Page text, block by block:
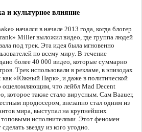
и культурное влияние
начался в начале 2013 года, когда блогер
Miller выложил видео, где группа людей
под трек. Эта идея была мгновенно
по всему миру. В течение
более 40 000 видео, которые суммарно
Трек использовали в рекламе, в эпизодах
как «Южный Парк», и даже в политической
ошеломляющим, что лейбл Mad Decent
которое также стало вирусным. Сам Baauer,
продюсером, внезапно стал одним из
мира, выступал на крупнейших
топовыми исполнителями. Этот феномен
звезду из кого угодно.